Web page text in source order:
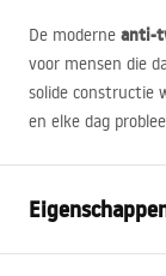
De moderne anti-
voor mensen die
solide constructie
en elke dag